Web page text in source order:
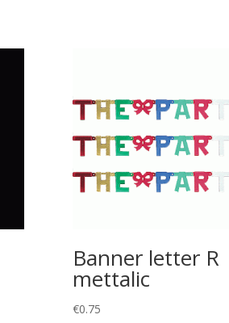
Banner letter R
mettalic
€0.75